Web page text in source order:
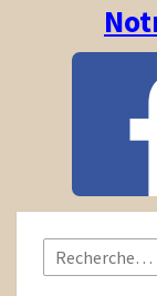
Rechercher :